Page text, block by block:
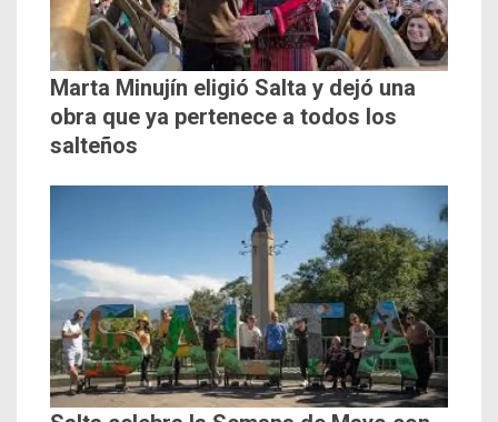
Marta Minujín eligió Salta y dejó una
obra que ya pertenece a todos los
salteños